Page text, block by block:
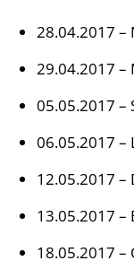
28.04.2017 –
29.04.2017 –
05.05.2017 –
06.05.2017 –
12.05.2017 –
13.05.2017 –
18.05.2017 –